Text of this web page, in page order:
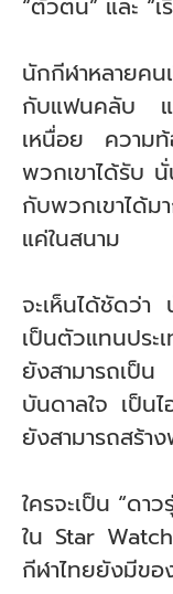
นักกีฬาหลายคน
กับแฟนคลับ แ
เหนื่อย ความ
พวกเขาได้รับ
กับพวกเขาได้
แค่ในสนาม
จะเห็นได้ชัดว่า
เป็นตัวแทนปร
ยังสามารถเ
บันดาลใจ เป็น
ยังสามารถสร้า
ใครจะเป็น “ด
ใน Star
กีฬาไทยยังมีข